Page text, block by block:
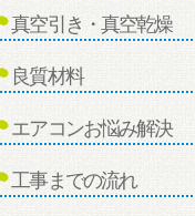
真空引き・真空乾燥
良質材料
エアコンお悩み解決
工事までの流れ